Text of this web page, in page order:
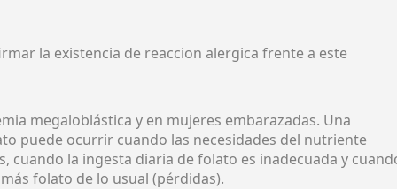
la existencia de reaccion alergica frente a este
megaloblástica y en mujeres embarazadas. Una
puede ocurrir cuando las necesidades del nutriente
cuando la ingesta diaria de folato es inadecuada y
folato de lo usual (pérdidas).